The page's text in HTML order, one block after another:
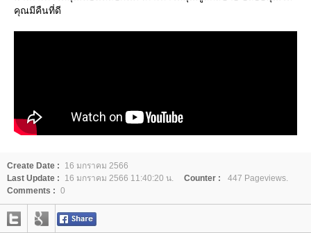
คุณมีคืนที่ดี
Create Date :
16 มกราคม 2566
Last Update :
16 มกราคม 2566 11:40:20 น. Counter :
447 Pageviews.
Comments : 0